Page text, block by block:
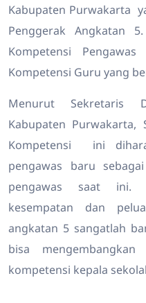
Kabupaten Purwakarta
Penggerak Angkatan
Kompetensi
Kompetensi Guru yang
Menurut Sekretaris
Kabupaten Purwakarta,
Kompetensi ini
pengawas baru
pengawas saat ini.
kesempatan dan
angkatan 5 sangatlah
bisa
kompetensi kepala